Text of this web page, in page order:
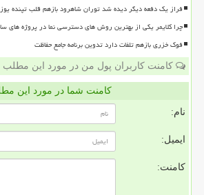
فراز یک دفعه دیگر دیده شد توران شاهرود بازهم قلب تپنده
چرا کلایمر یکی از بهترین روش های دسترسی نما در پروژه های
فوک خزری بازهم تلفات دارد تدوین برنامه جامع حفاظت
کامنت کاربران پول من در مورد این مطلب
کامنت شما در مورد این
نام:
ایمیل:
کامنت: